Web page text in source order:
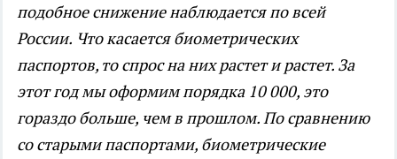
подобное снижение наблюдается по всей
России. Что касается биометрических
паспортов, то спрос на них растет и растет. За
этот год мы оформим порядка 10 000, это
гораздо больше, чем в прошлом. По сравнению
со старыми паспортами, биометрические